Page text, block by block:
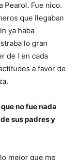
Pearol. Fue nico.
que llegaban
ya haba
lo gran
de l en cada
a favor de
no fue nada
sus padres y
mejor que me